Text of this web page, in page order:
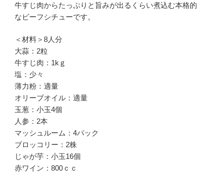
牛すじ肉からたっぷりと旨みが出るくらい煮込む本格的
なビーフシチューです。
＜材料＞8人分
大蒜：2粒
牛すじ肉：1kｇ
塩：少々
薄力粉：適量
オリーブオイル：適量
玉葱：小玉4個
人参：2本
マッシュルーム：4パック
ブロッコリー：2株
じゃが芋：小玉16個
赤ワイン：800ｃｃ